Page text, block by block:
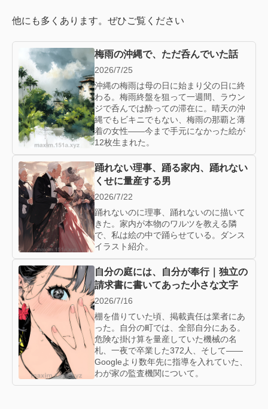
他にも多くあります。ぜひご覧ください
梅雨の沖縄で、ただ呑んでいた話
2026/7/25
沖縄の梅雨は母の日に始まり父の日に終
わる。梅雨終盤を狙って一週間、ラウン
ジで呑んでは酔っての滞在に。晴天の沖
縄でもビキニでもない、梅雨の那覇と薄
着の女性——今まで手元になかった絵が
12枚生まれた。
踊れない理事、踊る家内、踊れない
くせに量産する男
2026/7/22
踊れないのに理事、踊れないのに描いて
きた。家内が本物のワルツを教える隣
で、私は絵の中で踊らせている。ダンス
イラスト紹介。
自分の庭には、自分が奉行｜独立の
請求書に書いてあった小さな文字
2026/7/16
棚を借りていた頃、掲載責任は業者にあ
った。自分の町では、全部自分にある。
危険な掛け算を量産していた機械の名
札、一夜で卒業した372人、そして——
Googleより数年先に指導を入れていた、
わが家の監査機関について。